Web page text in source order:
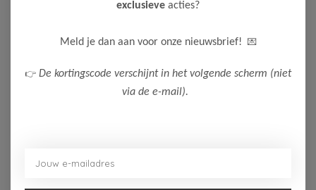
exclusieve acties?
Meld je dan aan voor onze nieuwsbrief! 💌
👉 De kortingscode verschijnt in het volgende scherm (niet
via de e-mail).